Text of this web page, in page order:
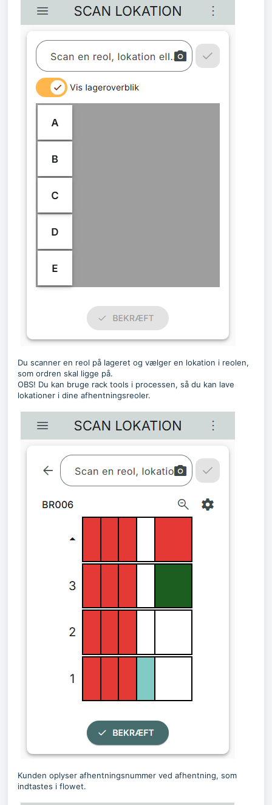
Du scanner en reol på lageret og vælger en lokation i reolen,
som ordren skal ligge på.
OBS! Du kan bruge rack tools i processen, så du kan lave
lokationer i dine afhentningsreoler.
Kunden oplyser afhentningsnummer ved afhentning, som
indtastes i flowet.